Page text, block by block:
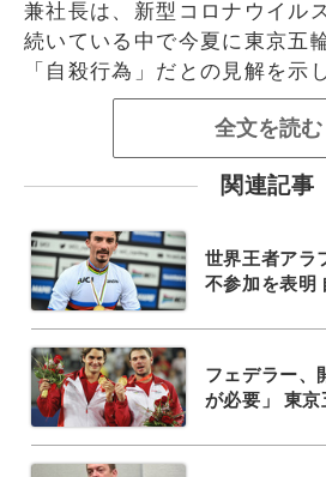
兼社長は、新型コロナウイル
続いている中で今夏に東京五
「自殺行為」だとの見解を示
全文を読む
関連記事
世界王者アラ
不参加を表明
フェデラー、
が必要」 東